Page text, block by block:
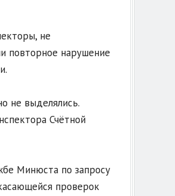
не
повторное нарушение
не выделялись.
Счётной
Минюста по запросу
проверок